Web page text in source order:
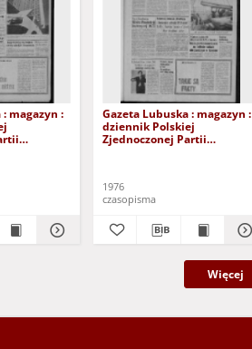
magazyn :
Gazeta Lubuska : magazyn :
dziennik Polskiej
Zjednoczonej Partii
1976
czasopisma
Więcej